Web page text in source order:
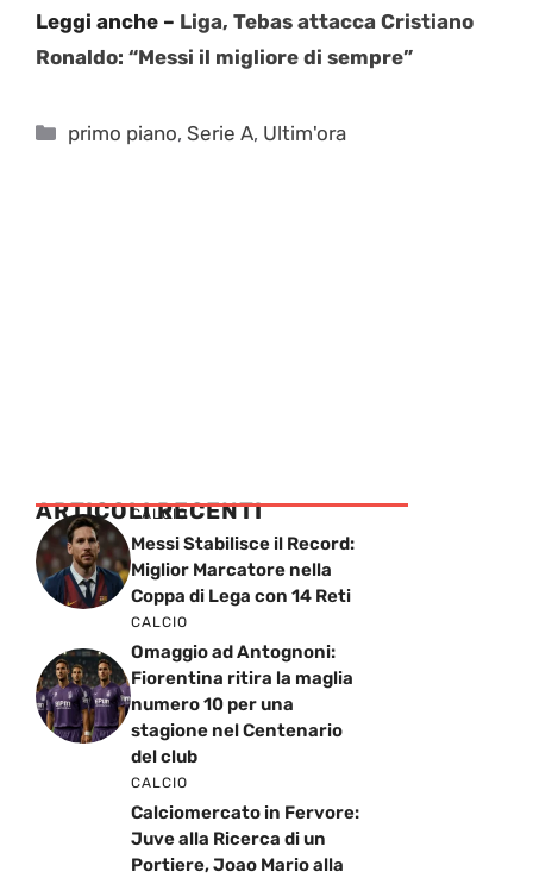
Leggi anche – Liga, Tebas attacca Cristiano
Ronaldo: “Messi il migliore di sempre”
Categorie
primo piano,Serie A, Ultim'ora
ARTICOLI RECENTI
CALCIO
Messi Stabilisce il Record:
Miglior Marcatore nella
Coppa di Lega con 14 Reti
CALCIO
Omaggio ad Antognoni:
Fiorentina ritira la maglia
numero 10 per una
stagione nel Centenario
del club
CALCIO
Calciomercato in Fervore:
Juve alla Ricerca di un
Portiere, Joao Mario alla